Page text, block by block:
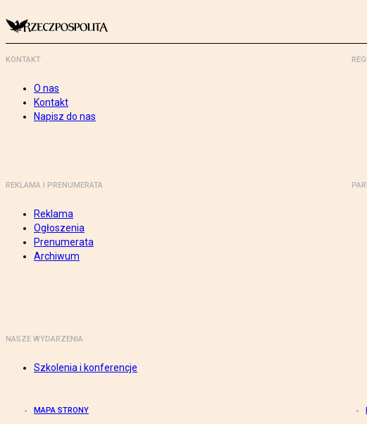
KONTAKT
O nas
Kontakt
Napisz do nas
REKLAMA I PRENUMERATA
Reklama
Ogłoszenia
Prenumerata
Archiwum
NASZE WYDARZENIA
Szkolenia i konferencje
MAPA STRONY